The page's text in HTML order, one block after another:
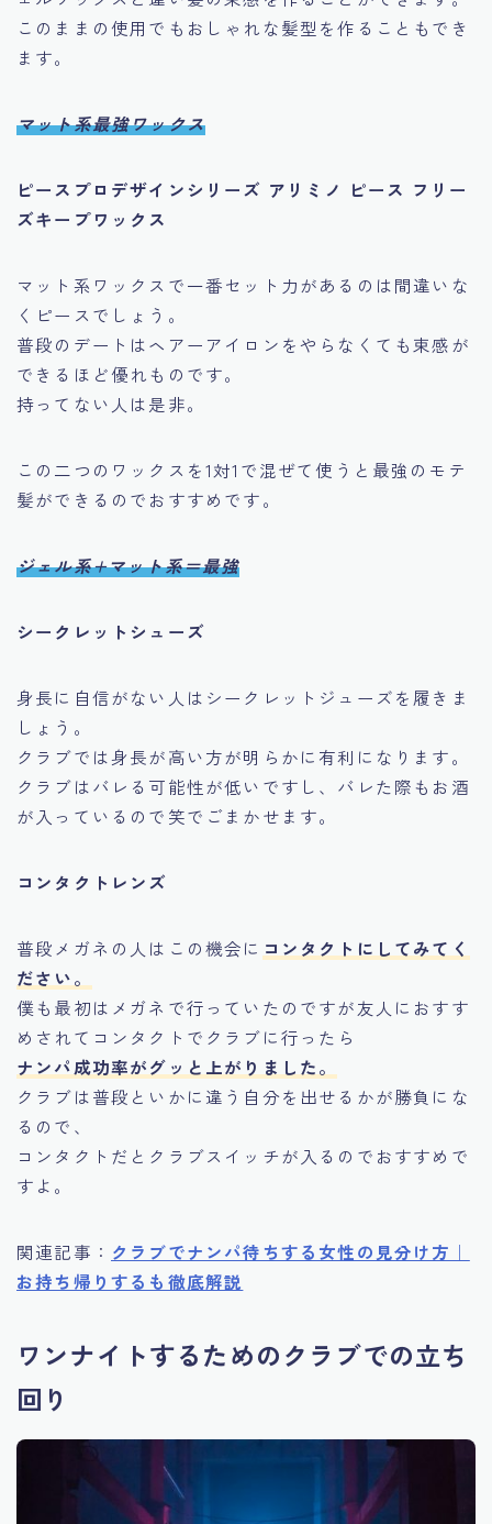
このままの使用でもおしゃれな髪型を作ることもでき
ます。
マット系最強ワックス
ピースプロデザインシリーズ アリミノ ピース フリー
ズキープワックス
マット系ワックスで一番セット力があるのは間違いな
くピースでしょう。
普段のデートはヘアーアイロンをやらなくても束感が
できるほど優れものです。
持ってない人は是非。
この二つのワックスを1対1で混ぜて使うと最強のモテ
髪ができるのでおすすめです。
ジェル系+マット系＝最強
シークレットシューズ
身長に自信がない人はシークレットジューズを履きま
しょう。
クラブでは身長が高い方が明らかに有利になります。
クラブはバレる可能性が低いですし、バレた際もお酒
が入っているので笑でごまかせます。
コンタクトレンズ
普段メガネの人はこの機会に コンタクトにしてみてく
ださい。
僕も最初はメガネで行っていたのですが友人におすす
めされてコンタクトでクラブに行ったら
ナンパ成功率がグッと上がりました。
クラブは普段といかに違う自分を出せるかが勝負にな
るので、
コンタクトだとクラブスイッチが入るのでおすすめで
すよ。
関連記事： クラブでナンパ待ちする女性の見分け方｜
お持ち帰りするも徹底解説
ワンナイトするためのクラブでの立ち
回り